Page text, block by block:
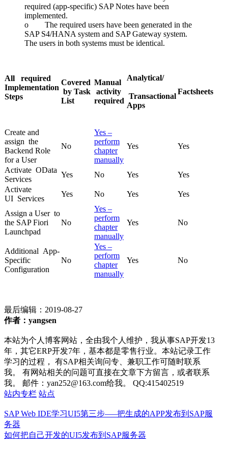
required (app-specific) SAP Notes have been
implemented.
o The required users have been generated in the
SAP S4/HANA system and SAP Gateway system.
The users in both systems must be identical.
All required
Implementation
Steps
Covered
by Task
List
Manual
activity
required
Analytical/
Transactional
Apps
Factsheets
Create and
assign the
Backend Role
for a User
No
Yes –
perform
chapter
manually
Yes Yes
Activate OData
Services
Yes No Yes
Yes
Activate
UI Services
Yes No Yes Yes
Assign a User to
the SAP Fiori
Launchpad
No
Yes –
perform
chapter
manually
Yes No
Additional App-
Specific
Configuration
No
Yes –
perform
chapter
manually
Yes No
最后编辑： 2019-08-27
作者：yangsen
本站为个人博客网站，全由我个人维护，我从事SAP开发13
年，其它ERP开发7年，基本都是零售行业。本站记录工作
学习的过程， 有SAP相关询问专、兼职工作可随时联系
我。 有网站相关的问题可直接在文章下方留言，或者联系
我。 邮件：yan252@163.com给我。 QQ:415402519
站内专栏 站点
SAP Web IDE学习UI5第三步—–把生成的APP发布到SAP服
务器
如何把自己开发的UI5发布到SAP服务器